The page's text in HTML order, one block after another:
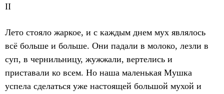
II
Лето стояло жаркое, и с каждым днем мух являлось
всё больше и больше. Они падали в молоко, лезли в
суп, в чернильницу, жужжали, вертелись и
приставали ко всем. Но наша маленькая Мушка
успела сделаться уже настоящей большой мухой и